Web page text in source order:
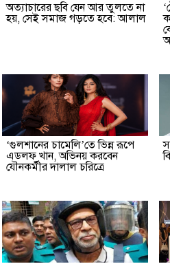
অত্যাচারের ছবি যেন আর তুলতে না
হয়, সেই সমাজ গড়তে হবে: আলাল
‘গুলশানের চামেলি’তে ভিন্ন রূপে
এডলফ খান, অভিনয় করবেন
যৌনকর্মীর দালাল চরিত্রে